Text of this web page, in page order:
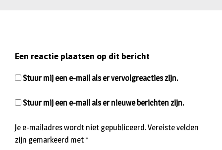
Een reactie plaatsen op dit bericht
Je e-mailadres wordt niet gepubliceerd.Vereiste velden
zijn gemarkeerd met *
Stuur mij een e-mail als er vervolgreacties zijn.
Stuur mij een e-mail als er nieuwe berichten zijn.